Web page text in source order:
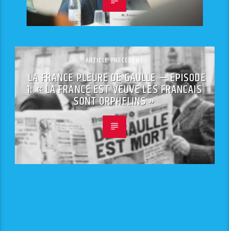
ARTICLE PRÉCÉDENT
LA FRANCE PLEURE DE GAULLE — EPISODE
1: « LA FRANCE EST VEUVE LES FRANCAIS
SONT ORPHELINS »